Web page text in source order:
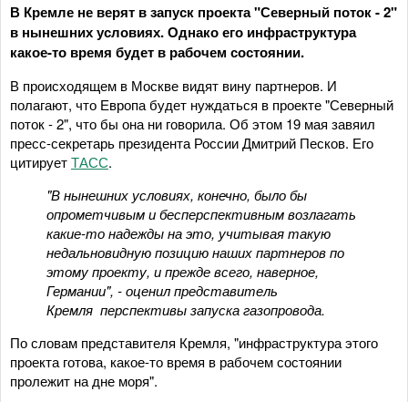
В Кремле не верят в запуск проекта "Северный поток - 2"
в нынешних условиях. Однако его инфраструктура
какое-то время будет в рабочем состоянии.
В происходящем в Москве видят вину партнеров. И
полагают, что Европа будет нуждаться в проекте "Северный
поток - 2", что бы она ни говорила. Об этом 19 мая завяил
пресс-секретарь президента России Дмитрий Песков. Его
цитируетТАСС.
"В нынешних условиях, конечно, было бы
опрометчивым и бесперспективным возлагать
какие-то надежды на это, учитывая такую
недальновидную позицию наших партнеров по
этому проекту, и прежде всего, наверное,
Германии", - оценил представитель
Кремля перспективы запуска газопровода.
По словам представителя Кремля, "инфраструктура этого
проекта готова, какое-то время в рабочем состоянии
пролежит на дне моря".